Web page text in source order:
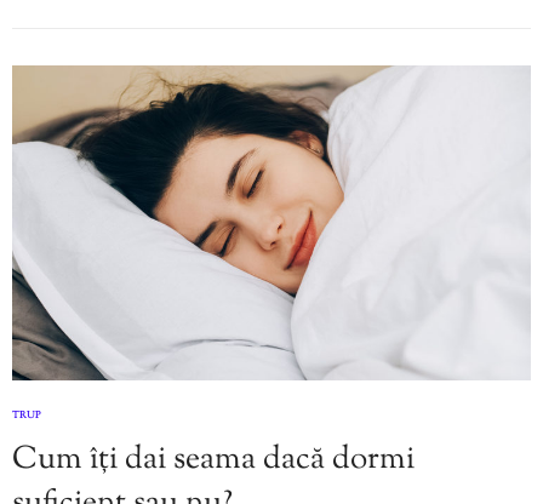
TRUP
Cum îți dai seama dacă dormi